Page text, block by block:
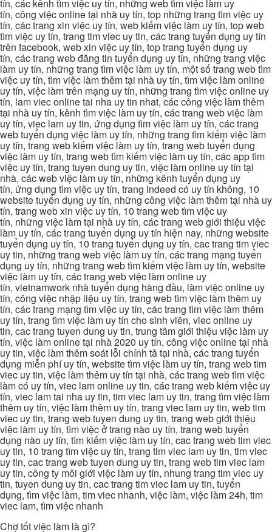
tín, các kênh tìm việc uy tín, những web tìm việc làm uy
tín, công việc online tại nhà uy tín, top những trang tìm việc uy
tín, các trang xin việc uy tín, web kiếm việc làm uy tín, top web
tìm việc uy tín, trang tim viec uy tin, các trang tuyển dụng uy tín
trên facebook, web xin việc uy tín, top trang tuyển dụng uy
tín, các trang web đăng tin tuyển dụng uy tín, những trang việc
làm uy tín, những trang tìm việc làm uy tín, một số trang web tìm
việc uy tín, tìm việc làm thêm tại nhà uy tín, tìm việc làm online
uy tín, việc làm trên mạng uy tín, những trang tìm việc online uy
tín, lam viec online tai nha uy tin nhat, các công việc làm thêm
tại nhà uy tín, kênh tìm việc làm uy tín, các trang web việc làm
uy tín, viec lam uy tin, ứng dụng tìm việc làm uy tín, các trang
web tuyển dụng việc làm uy tín, những trang tìm kiếm việc làm
uy tín, trang web kiếm việc làm uy tín, trang web tuyển dụng
việc làm uy tín, trang web tìm kiếm việc làm uy tín, các app tìm
việc uy tín, trang tuyen dung uy tin, việc làm online uy tín tại
nhà, các web việc làm uy tín, những kênh tuyển dụng uy
tín, ứng dụng tìm việc uy tín, trang indeed có uy tín không, 10
website tuyển dụng uy tín, những công việc làm thêm tại nhà uy
tín, trang web xin việc uy tín, 10 trang web tìm việc uy
tín, những việc làm tại nhà uy tín, các trang web giới thiệu việc
làm uy tín, các trang tuyển dụng uy tín hiện nay, những website
tuyển dụng uy tín, 10 trang tuyển dụng uy tín, cac trang tim viec
uy tin, những trang web việc làm uy tín, các trang mạng tuyển
dụng uy tín, những trang web tìm kiếm việc làm uy tín, website
việc làm uy tín, các trang web việc làm online uy
tín, vietnamwork nhà tuyển dụng hàng đầu, làm việc online uy
tín, công việc nhập liệu uy tín, trang web tìm việc làm thêm uy
tín, các trang mạng tìm việc uy tín, các trang tìm việc làm thêm
uy tín, trang tìm việc làm uy tín cho sinh viên, viec online uy
tin, cac trang tuyen dung uy tin, trung tâm giới thiệu việc làm uy
tín, việc làm online tại nhà 2020 uy tín, công việc online tại nhà
uy tin, việc làm thêm soát lỗi chính tả tại nhà, các trang tuyển
dụng miễn phí uy tín, website tìm việc làm uy tín, trang web tim
viec uy tin, việc làm thêm uy tín tại nhà, các trang web tìm việc
làm có uy tín, viec lam online uy tin, các trang web kiếm việc uy
tín, viec lam tai nha uy tin, tim viec lam uy tin, trang tìm việc làm
thêm uy tín, việc làm thêm uy tín, trang viec lam uy tin, web tim
viec uy tin, trang web tuyen dung uy tin, trang web giới thiệu
việc làm uy tín, tìm việc ở trang nào uy tín, trang web tuyển
dụng nào uy tín, tìm kiếm việc làm uy tín, cac trang web tim viec
uy tin, 10 trang tìm việc uy tín, trang tim viec lam uy tin, tim viec
uy tin, cac trang web tuyen dung uy tin, trang web tim viec lam
uy tin, công ty môi giới việc làm uy tín, nhung trang tim viec uy
tin, tuyen dung uy tin, cac trang tim viec lam uy tin, tuyển
dụng, tìm việc làm, tim viec nhanh, việc làm, việc làm 24h, tim
viec lam, tìm việc nhanh
Chợ tốt việc làm là gì?